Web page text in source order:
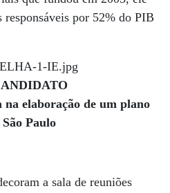
por 52% do PIB
elaboração de um plano
Paulo
a sala de reuniões